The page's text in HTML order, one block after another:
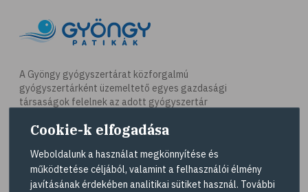
# kardioedzés
# jóga
# nordic walking
# futás
# kocogás
# túrázás
A Gyöngy gyógyszertárat közforgalmú
gyógyszertárként üzemeltető egyes gazdasági
társaságok felelnek az adott gyógyszertár
elérhetőségeit a Gyógyszertár kereső
Navigáció
Cookie-k elfogadása
Weboldalunk a használat megkönnyítése és
működtetése céljából, valamint a felhasználói élmény
javításának érdekében analitikai sütiket használ. További